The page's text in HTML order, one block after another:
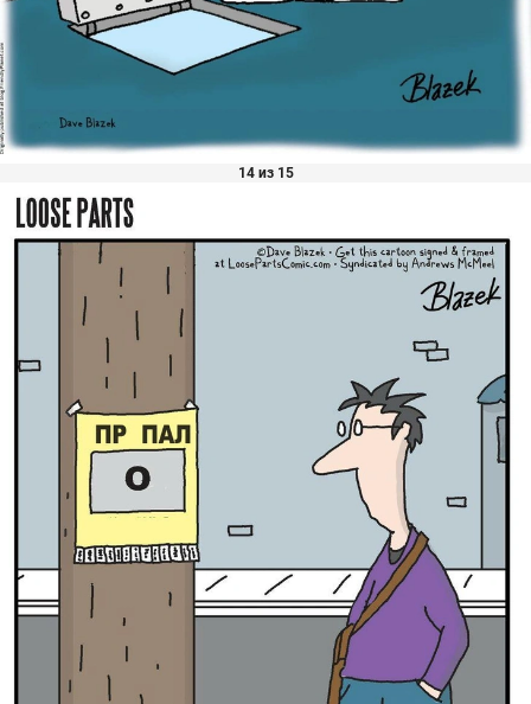
14 из 15